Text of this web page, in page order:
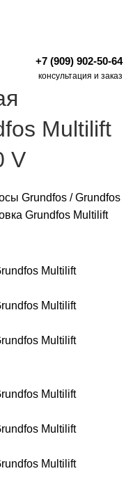
+7 (909) 902-50-64
консультация и заказ
Multilift
V
Grundfos /Grundfos
Grundfos Multilift